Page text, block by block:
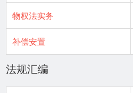
物权法实务
补偿安置
法规汇编